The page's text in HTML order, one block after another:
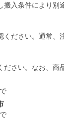
入条件により別
ださい。通常、
さい。なお、商